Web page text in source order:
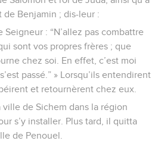
Benjamin ; dis-leur :
: “N’allez pas combattre
sont vos propres frères ; que
chez soi. En effet, c’est moi
passé.” » Lorsqu’ils entendirent
et retournèrent chez eux.
de Sichem dans la région
s’y installer. Plus tard, il quitta
de Penouel.